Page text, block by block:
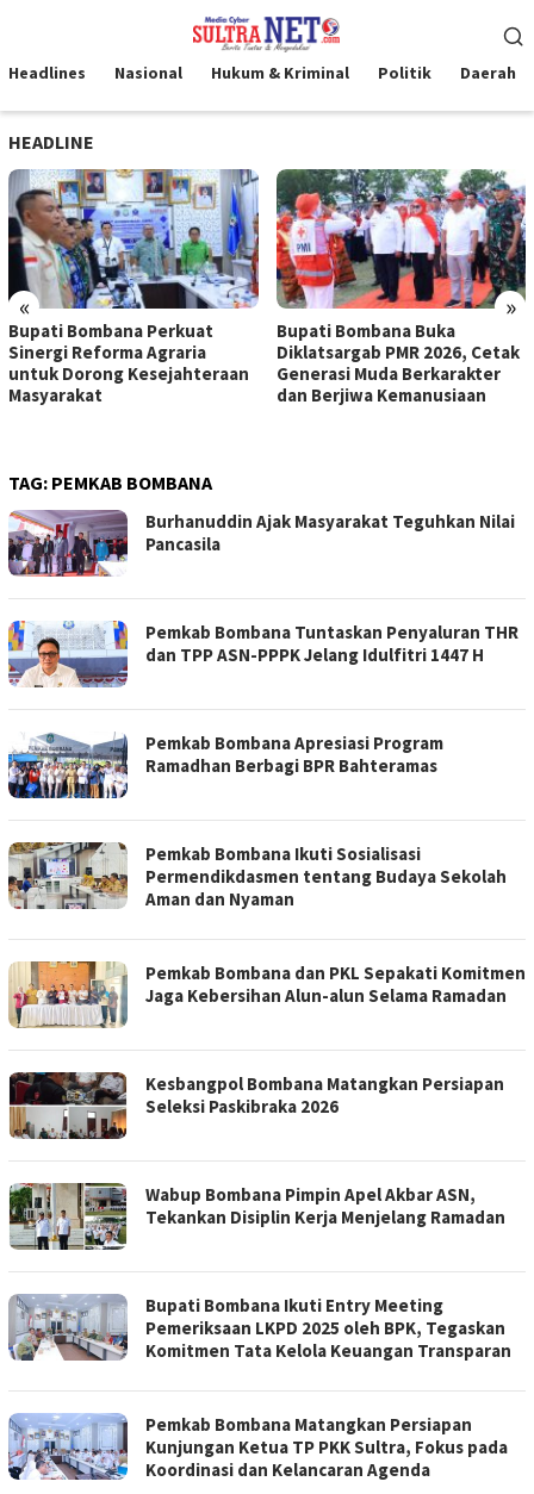
kontenMobile
Headlines Nasional Hukum & Kriminal Politik Daerah
HEADLINE
« »
Bupati Bombana Perkuat
Sinergi Reforma Agraria
untuk Dorong Kesejahteraan
Masyarakat
Bupati Bombana Buka
Diklatsargab PMR 2026, Cetak
Generasi Muda Berkarakter
dan Berjiwa Kemanusiaan
TAG: PEMKAB BOMBANA
Burhanuddin Ajak Masyarakat Teguhkan Nilai
Pancasila
Pemkab Bombana Tuntaskan Penyaluran THR
dan TPP ASN-PPPK Jelang Idulfitri 1447 H
Pemkab Bombana Apresiasi Program
Ramadhan Berbagi BPR Bahteramas
Pemkab Bombana Ikuti Sosialisasi
Permendikdasmen tentang Budaya Sekolah
Aman dan Nyaman
Pemkab Bombana dan PKL Sepakati Komitmen
Jaga Kebersihan Alun-alun Selama Ramadan
Kesbangpol Bombana Matangkan Persiapan
Seleksi Paskibraka 2026
Wabup Bombana Pimpin Apel Akbar ASN,
Tekankan Disiplin Kerja Menjelang Ramadan
Bupati Bombana Ikuti Entry Meeting
Pemeriksaan LKPD 2025 oleh BPK, Tegaskan
Komitmen Tata Kelola Keuangan Transparan
Pemkab Bombana Matangkan Persiapan
Kunjungan Ketua TP PKK Sultra, Fokus pada
Koordinasi dan Kelancaran Agenda